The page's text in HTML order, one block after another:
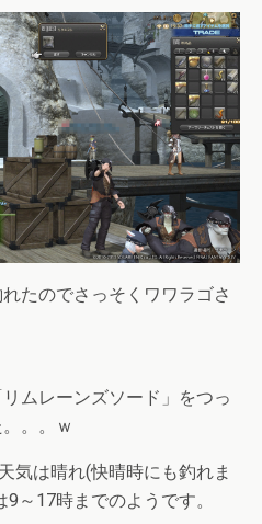
たのでさっそくワワラゴさ
ムレーンズソード」をつっ
。。ｗ
気は晴れ(快晴時にも釣れま
～17時までのようです。